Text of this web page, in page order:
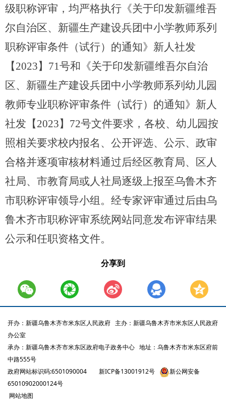
级职称评审，均严格执行《关于印发新疆维吾
尔自治区、新疆生产建设兵团中小学教师系列
职称评审条件（试行）的通知》新人社发
【2023】 71号和《关于印发新疆维吾尔自治
区、新疆生产建设兵团中小学教师系列幼儿园
教师专业职称评审条件（试行）的通知》新人
社发【2023】 72号文件要求，各校、幼儿园按
照相关要求校内报名、公开评选、公示、政审
合格并逐项审核材料通过后经区教育局、区人
社局、市教育局或人社局逐级上报至乌鲁木齐
市职称评审领导小组。经专家评审通过后由乌
鲁木齐市职称评审系统网站同意发布评审结果
公示和任职资格文件。
分享到
开办：新疆乌鲁木齐市米东区人民政府 主办：新疆乌鲁木齐市米东区人民政府
办公室
承办：新疆乌鲁木齐市米东区政府电子政务中心 地址：乌鲁木齐市米东区府前
中路555号
政府网站标识码:6501090004
新ICP备13001912号
新公网安备
65010902000124号
网站地图